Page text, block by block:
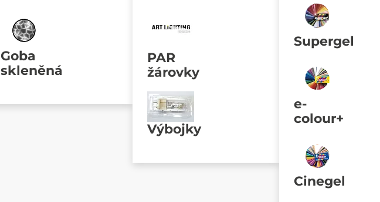
Goba
skleněná
PAR
žárovky
Výbojky
Supergel
e-
colour+
Cinegel